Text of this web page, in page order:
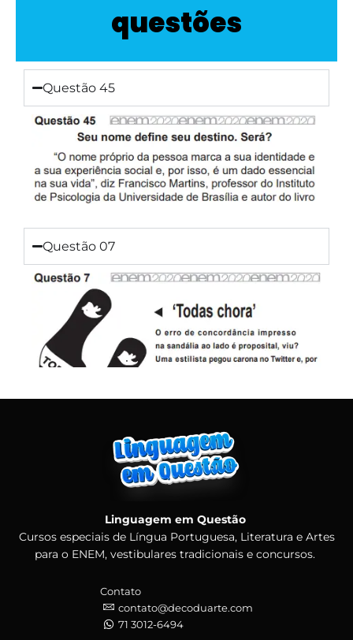
questões
Questão 45
Questão 07
Linguagem em Questão
Cursos especiais de Língua Portuguesa, Literatura e Artes
para o ENEM, vestibulares tradicionais e concursos.
Contato
contato@decoduarte.com
71 3012-6494